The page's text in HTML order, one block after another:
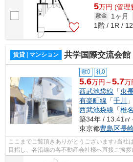
5万円 (管理
敷金 1ヶ月
1階 / 1R /
賃貸 | マンション 共学国際交流会
敷0 礼0
5.6万円～5.7万
西武池袋線 「東
有楽町線 「千川
西武池袋線 「椎
築34年 / 13.41㎡
東京都豊島区長
ここまでご覧頂きありがとうございます♪当社
目指し、各沿線の各不動産会社様へ直接ご挨拶
様へ提供しております！最新の情報は...